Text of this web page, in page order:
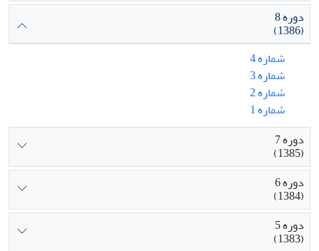
دوره 8
(1386)
شماره 4
شماره 3
شماره 2
شماره 1
دوره 7
(1385)
دوره 6
(1384)
دوره 5
(1383)